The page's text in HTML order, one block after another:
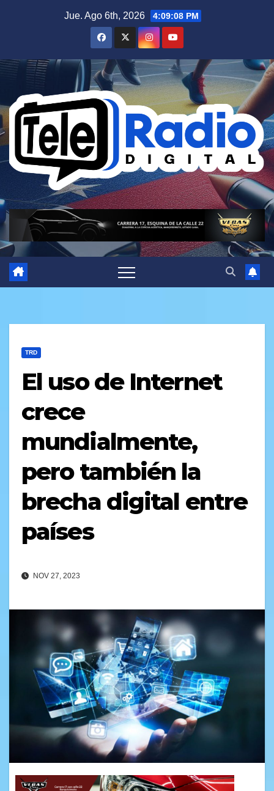
Jue. Ago 6th, 2026 4:09:09 PM
TRD
El uso de Internet
crece
mundialmente,
pero también la
brecha digital entre
países
NOV 27, 2023